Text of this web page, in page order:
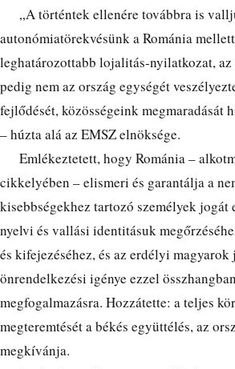
„A történtek ellenére továbbra is
autonómiatörekvésünk a Románia
leghatározottabb lojalitás-nyilatkozat, az
pedig nem az ország egységét
fejlődését, közösségeink megmaradását
– húzta alá az EMSZ elnöksége.
Emlékeztetett, hogy Románia –
cikkelyében – elismeri és garantálja a
kisebbségekhez tartozó személyek
nyelvi és vallási identitásuk
és kifejezéséhez, és az erdélyi magyarok
önrendelkezési igénye ezzel
megfogalmazásra. Hozzátette: a teljes
megteremtését a békés együttélés, az
megkívánja.